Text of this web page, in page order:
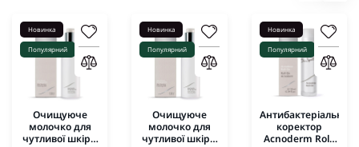
Новинка
Популярний
Очищуюче
молочко для
чутливої шкіри
Новинка
Популярний
Очищуюче
молочко для
чутливої шкіри
Новинка
Популярний
Антибактеріальний
коректор
Acnoderm Roll-